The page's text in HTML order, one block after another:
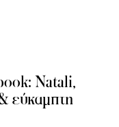
Natali,
εύκαμπτη